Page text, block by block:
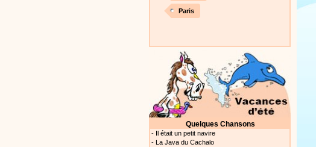
Paris
Quelques Chansons
- Il était un petit navire
- La Java du Cachalo